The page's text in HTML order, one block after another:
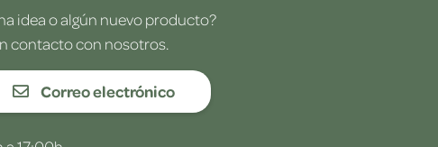
idea o algún nuevo producto?
contacto con nosotros.
Correo electrónico